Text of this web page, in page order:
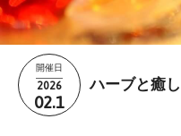
開催日
2026
02.1
ハーブと癒